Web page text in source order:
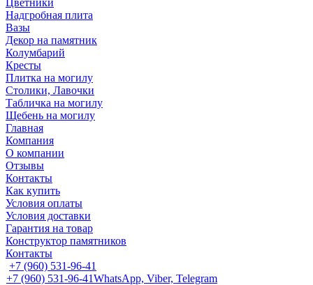
Цветники
Надгробная плита
Вазы
Декор на памятник
Колумбарий
Кресты
Плитка на могилу
Столики, Лавочки
Табличка на могилу
Щебень на могилу
Главная
Компания
О компании
Отзывы
Контакты
Как купить
Условия оплаты
Условия доставки
Гарантия на товар
Конструктор памятников
Контакты
+7 (960) 531-96-41
+7 (960) 531-96-41WhatsApp, Viber, Telegram